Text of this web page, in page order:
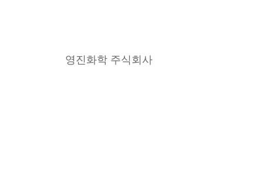
영진화학 주식회사